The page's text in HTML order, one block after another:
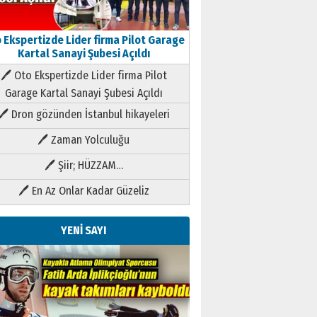
Ekspertizde Lider firma Pilot Garage
Kartal Sanayi Şubesi Açıldı
🖊 Oto Ekspertizde Lider firma Pilot
Garage Kartal Sanayi Şubesi Açıldı
Dron gözünden İstanbul hikayeleri
🖊 Zaman Yolculuğu
🖊 Şiir; HÜZZAM…
🖊 En Az Onlar Kadar Güzeliz
YENİ SAYI